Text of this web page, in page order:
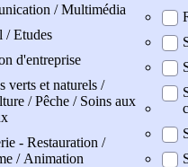
/ Multimédia
/ Etudes
d'entreprise
verts et naturels /
/ Pêche / Soins aux
- Restauration /
/ Animation